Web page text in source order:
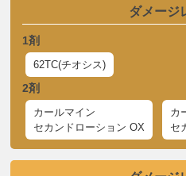
ダメージ
1剤
62TC(チオシス)
2剤
カールマイン
セカンドローション OX
カ
セ